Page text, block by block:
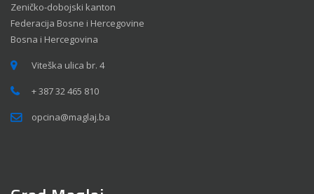
Zeničko-dobojski kanton
Federacija Bosne i Hercegovine
Bosna i Hercegovina
Viteška ulica br. 4
+ 387 32 465 810
opcina@maglaj.ba